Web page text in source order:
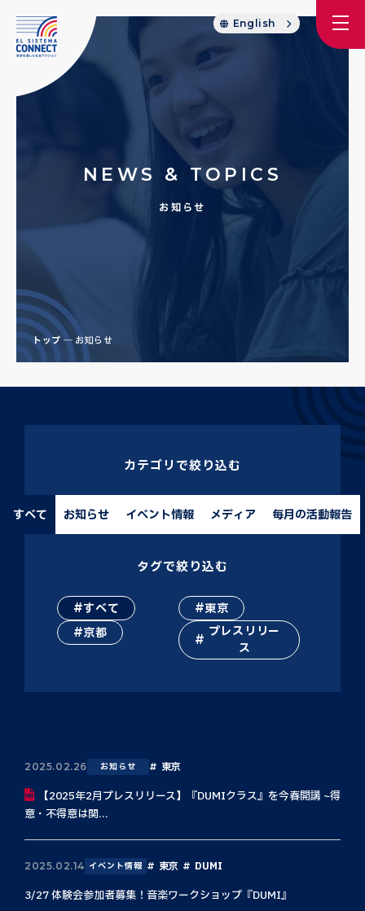
English
NEWS & TOPICS
お知らせ
トップ お知らせ
カテゴリで絞り込む
すべて お知らせ イベント情報 メディア 毎月の活動報告
タグで絞り込む
すべて
東京
京都
プレスリリー
ス
2025.02.26 お知らせ 東京
【2025年2月プレスリリース】『DUMIクラス』を今春開講 ~得
意・不得意は関...
2025.02.14 イベント情報 東京 DUMI
3/27 体験会参加者募集！音楽ワークショップ『DUMI』